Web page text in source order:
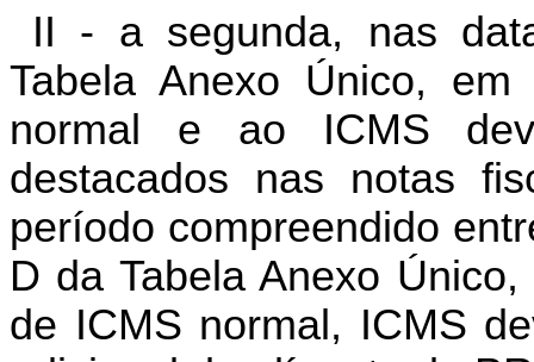
II - a segunda, nas
Tabela Anexo Único,
normal e ao ICMS
destacados nas notas
período compreendido
D da Tabela Anexo
de ICMS normal, ICMS